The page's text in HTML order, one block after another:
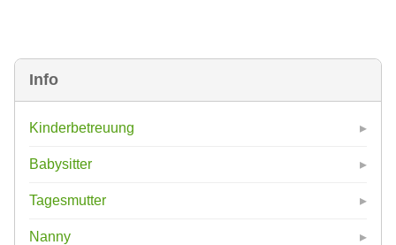
Info
Kinderbetreuung
Babysitter
Tagesmutter
Nanny